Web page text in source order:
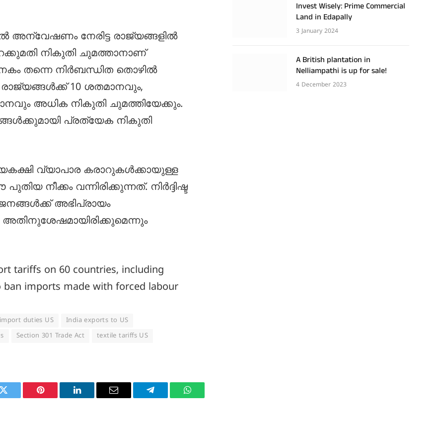
അന്വേഷണം നേരിട്ട രാജ്യങ്ങളിൽ
നികുതി ചുമത്താനാണ്
തന്നെ നിർബന്ധിത തൊഴിൽ
രാജ്യങ്ങൾക്ക് 10 ശതമാനവും,
അധിക നികുതി ചുമത്തിയേക്കും.
പ്രത്യേക നികുതി
വ്യാപാര കരാറുകൾക്കായുള്ള
നീക്കം വന്നിരിക്കുന്നത്. നിർദ്ദിഷ്ട
അഭിപ്രായം
അതിനുശേഷമായിരിക്കുമെന്നും
tariffs on 60 countries, including
imports made with forced labour
duties US
India exports to US
Section 301 Trade Act textile tariffs US
Twitter Pinterest LinkedIn Email Telegram WhatsApp
Invest Wisely: Prime Commercial
Land in Edapally
3 January 2024
A British plantation in
Nelliampathi is up for sale!
4 December 2023